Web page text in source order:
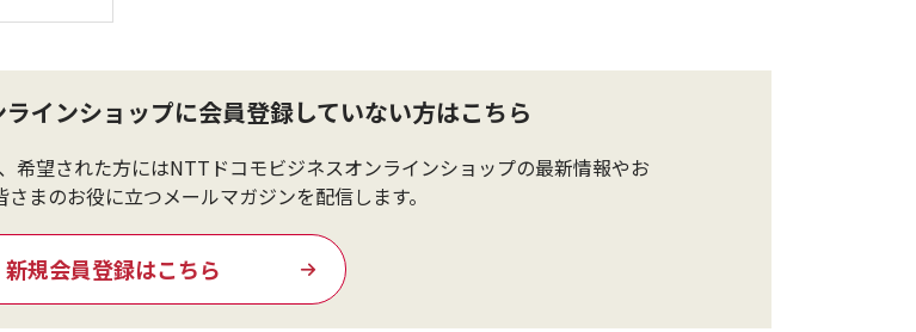
インショップに会員登録していない方はこちら
希望された方にはNTTドコモビジネスオンラインショップの最新情報やお
まのお役に立つメールマガジンを配信します。
新規会員登録はこちら